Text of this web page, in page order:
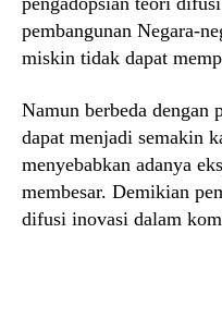
pembangunan Negara-
miskin tidak dapat
Namun berbeda dengan
dapat menjadi semakin
menyebabkan adanya
membesar. Demikian
difusi inovasi dalam